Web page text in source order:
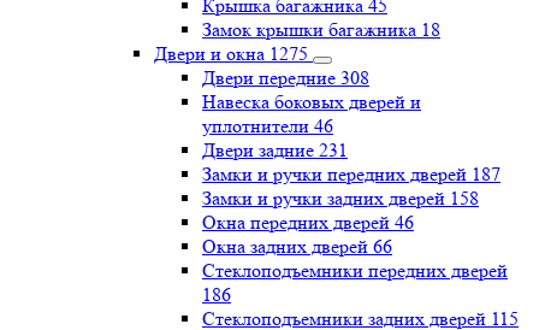
Крышка багажника 45
Замок крышки багажника 18
Двери и окна 1275
Двери передние 308
Навеска боковых дверей и
уплотнители 46
Двери задние 231
Замки и ручки передних дверей 187
Замки и ручки задних дверей 158
Окна передних дверей 46
Окна задних дверей 66
Стеклоподъемники передних дверей
186
Стеклоподъемники задних дверей 115